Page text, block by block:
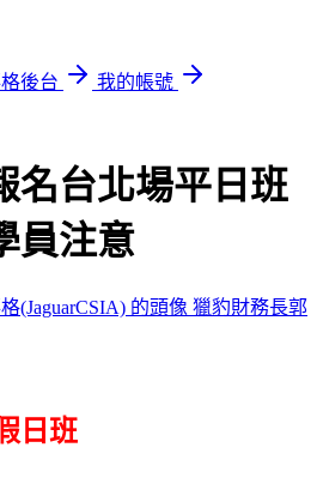
後台
我的帳號
名台北場平日班
員注意
獵豹財務長郭
日班